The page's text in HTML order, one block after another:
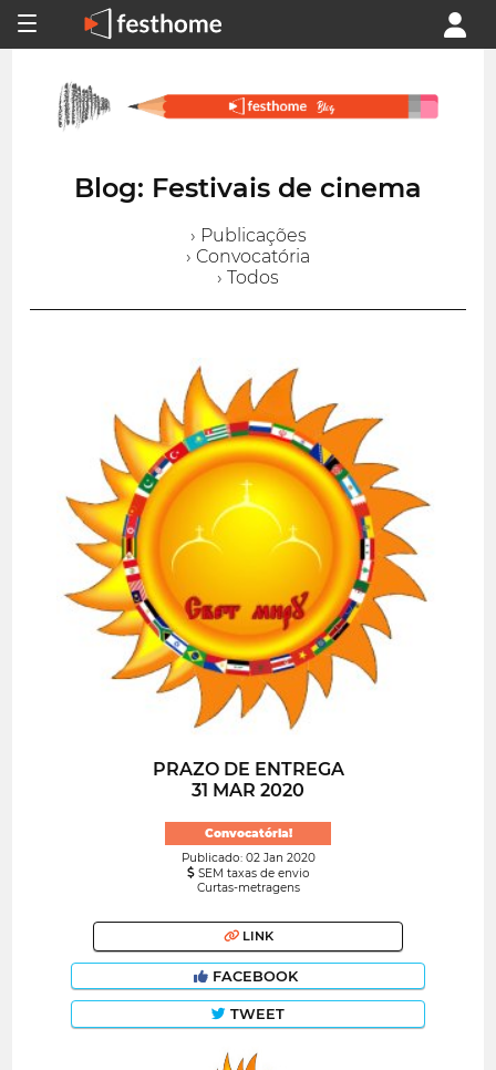
Blog: Festivais de cinema
› Publicações
› Convocatória
› Todos
PRAZO DE ENTREGA
31 MAR 2020
Convocatória!
Publicado: 02 Jan 2020
SEM taxas de envio
Curtas-metragens
LINK
FACEBOOK
TWEET